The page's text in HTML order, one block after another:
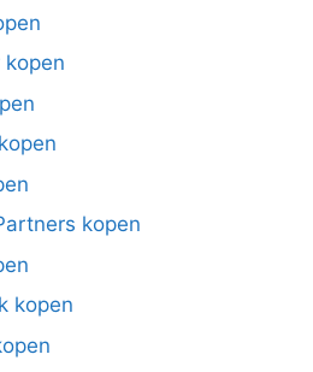
kopen
kopen
kopen